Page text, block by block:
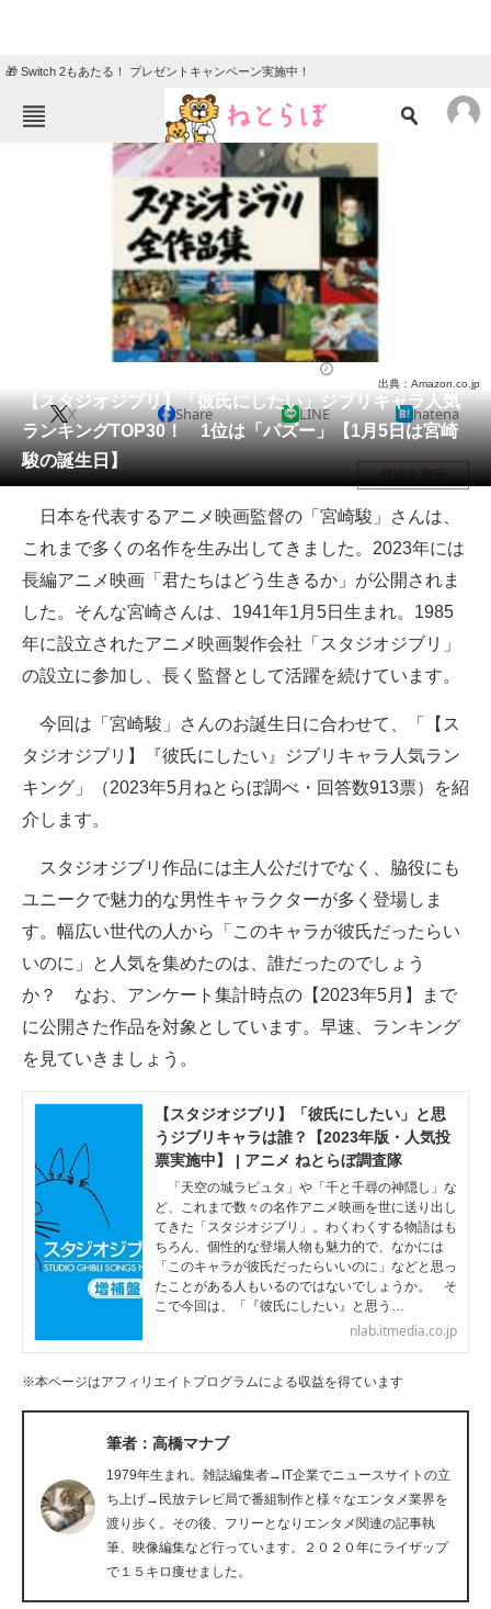
🎁 Switch 2もあたる！ プレゼントキャンペーン実施中！
ねとらぼメニュー
ニュース
クイズ
地域
教育・育児
リサーチ
会員記事
メディア
注目記事を集めた総合ページ
ITの今と未来を見通す
スマホと通信の最新トレンド
進化するPCとデバイスの未来
好きが集まる 比べて選べる
ビジネスと働き方のヒント
企業ITのトレンドを詳説
経営リーダーのコミュニティ
ITエンジニア向け専門サイト
IT製品の技術・比較・事例
製造業のIT導入・活用を支援
モノづくり技術者専門サイト
エレクトロニクス専門サイト
電子設計の基本と応用
エネルギーの専門メディア
建設×テクノロジーの最前線
ちょっと気になるネットの話題
【スタジオジブリ】「彼氏にしたい」ジブリキャラ人気
ランキングTOP30！ 1位は「パズー」【1月5日は宮崎
駿の誕生日】
出典：Amazon.co.jp
X Share LINE hatena
目次を表示
日本を代表するアニメ映画監督の「宮崎駿」さんは、
これまで多くの名作を生み出してきました。2023年には
長編アニメ映画「君たちはどう生きるか」が公開されま
した。そんな宮崎さんは、1941年1月5日生まれ。1985
年に設立されたアニメ映画製作会社「スタジオジブリ」
の設立に参加し、長く監督として活躍を続けています。
今回は「宮崎駿」さんのお誕生日に合わせて、「【ス
タジオジブリ】『彼氏にしたい』ジブリキャラ人気ラン
キング」（2023年5月ねとらぼ調べ・回答数913票）を紹
介します。
スタジオジブリ作品には主人公だけでなく、脇役にも
ユニークで魅力的な男性キャラクターが多く登場しま
す。幅広い世代の人から「このキャラが彼氏だったらい
いのに」と人気を集めたのは、誰だったのでしょう
か？ なお、アンケート集計時点の【2023年5月】まで
に公開さた作品を対象としています。早速、ランキング
を見ていきましょう。
【スタジオジブリ】「彼氏にしたい」と思
うジブリキャラは誰？【2023年版・人気投
票実施中】 | アニメ ねとらぼ調査隊
「天空の城ラピュタ」や「千と千尋の神隠し」な
ど、これまで数々の名作アニメ映画を世に送り出し
てきた「スタジオジブリ」。わくわくする物語はも
ちろん、個性的な登場人物も魅力的で、なかには
「このキャラが彼氏だったらいいのに」などと思っ
たことがある人もいるのではないでしょうか。 そ
こで今回は、「『彼氏にしたい』と思う…
nlab.itmedia.co.jp
※本ページはアフィリエイトプログラムによる収益を得ています
筆者：高橋マナブ
1979年生まれ。雑誌編集者→IT企業でニュースサイトの立
ち上げ→民放テレビ局で番組制作と様々なエンタメ業界を
渡り歩く。その後、フリーとなりエンタメ関連の記事執
筆、映像編集など行っています。２０２０年にライザップ
で１５キロ痩せました。